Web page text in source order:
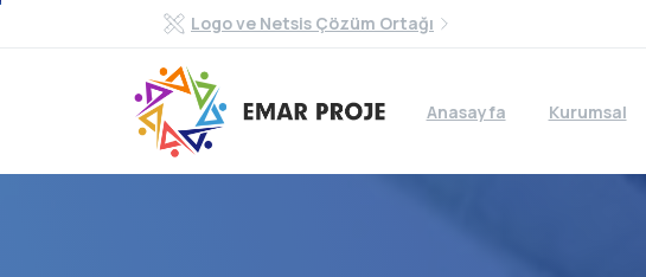
Logo ve Netsis Çözüm Ortağı
Anasayfa Kurumsal